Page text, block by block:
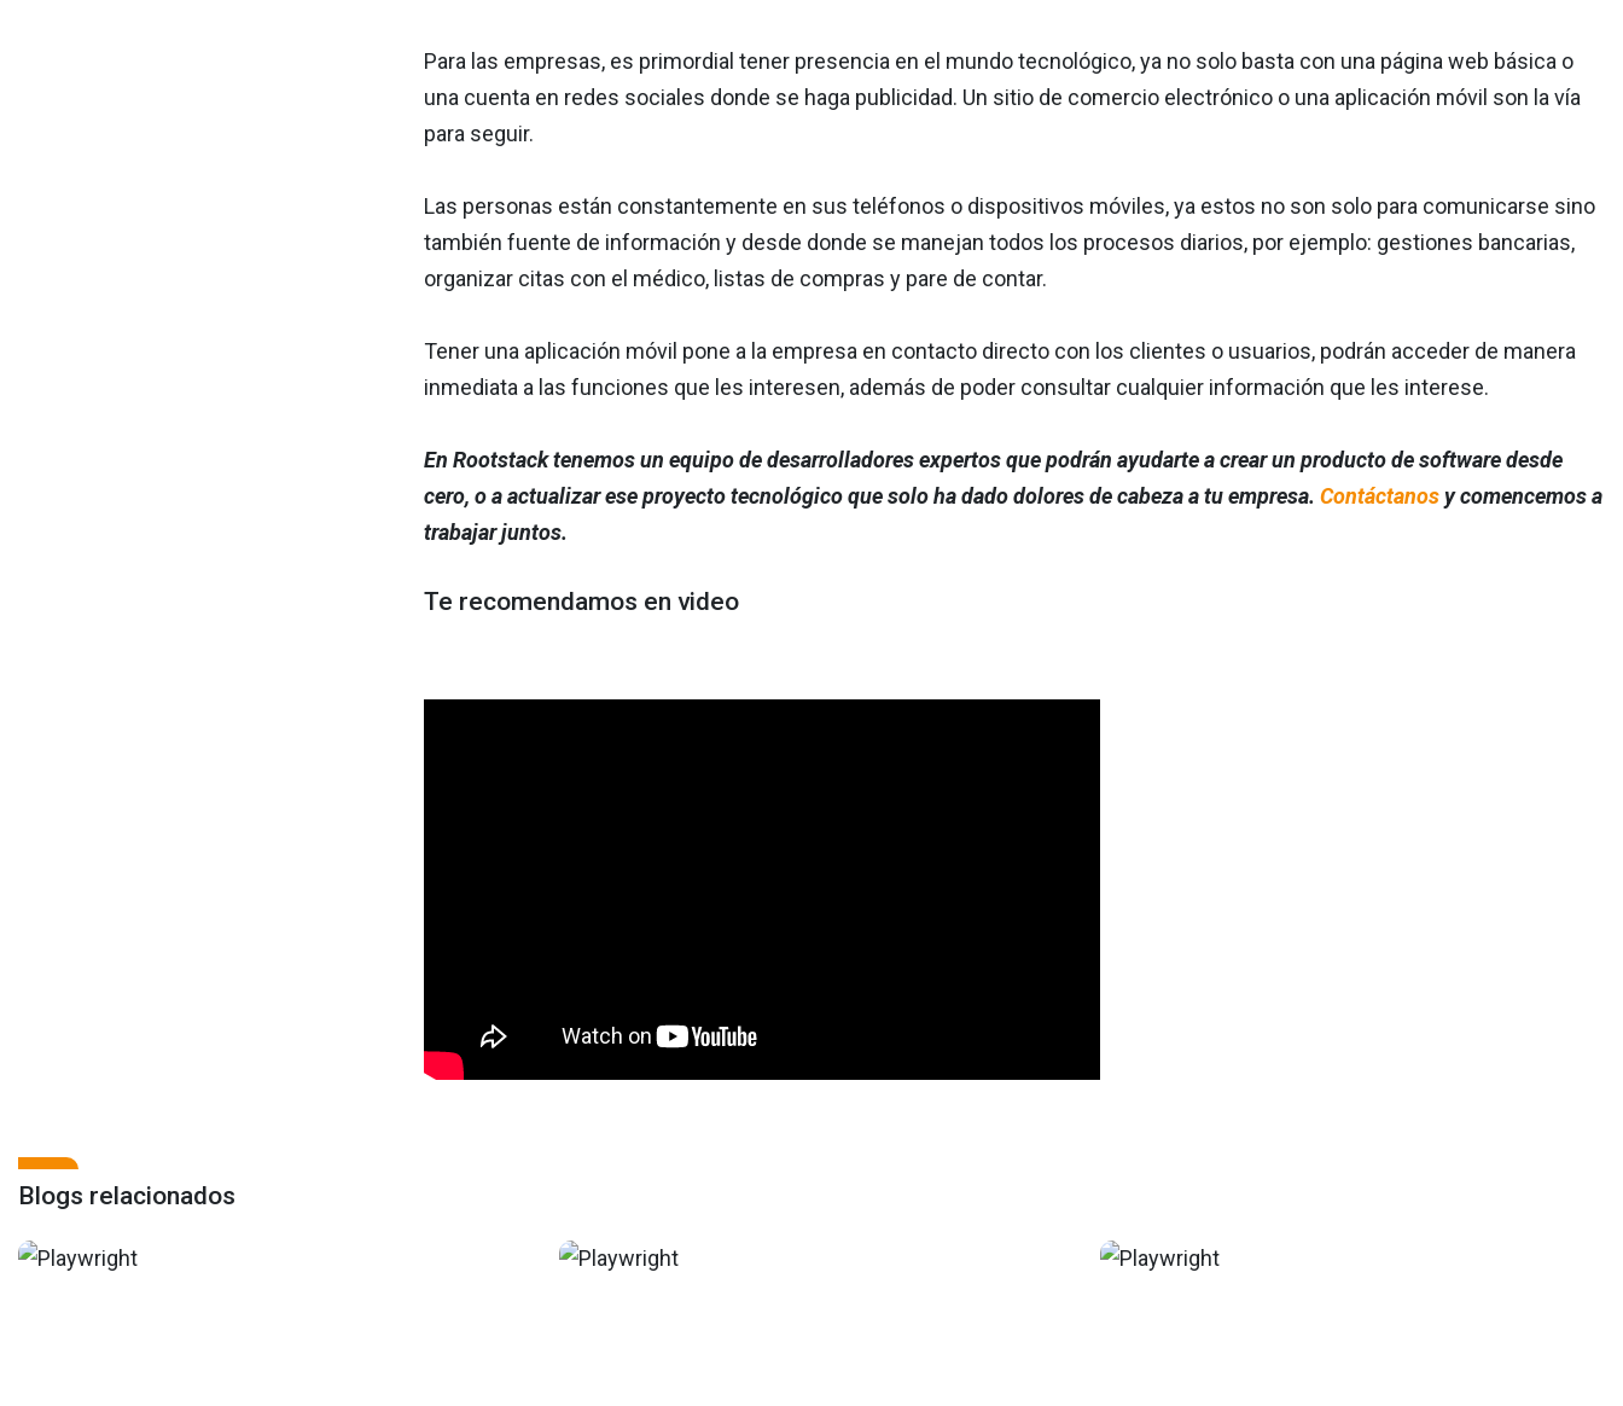
Para las empresas, es primordial tener presencia en el mundo tecnológico, ya no solo basta con una página web básica o
una cuenta en redes sociales donde se haga publicidad. Un sitio de comercio electrónico o una aplicación móvil son la vía
para seguir.
Las personas están constantemente en sus teléfonos o dispositivos móviles, ya estos no son solo para comunicarse sino
también fuente de información y desde donde se manejan todos los procesos diarios, por ejemplo: gestiones bancarias,
organizar citas con el médico, listas de compras y pare de contar.
Tener una aplicación móvil pone a la empresa en contacto directo con los clientes o usuarios, podrán acceder de manera
inmediata a las funciones que les interesen, además de poder consultar cualquier información que les interese.
En Rootstack tenemos un equipo de desarrolladores expertos que podrán ayudarte a crear un producto de software desde
cero, o a actualizar ese proyecto tecnológico que solo ha dado dolores de cabeza a tu empresa. Contáctanosy comencemos a
trabajar juntos.
Te recomendamos en video
Blogs relacionados